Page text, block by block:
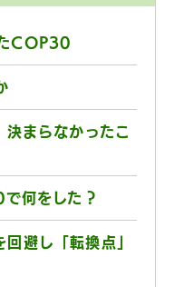
COP30
まらなかったこ
何をした？
回避し「転換点」